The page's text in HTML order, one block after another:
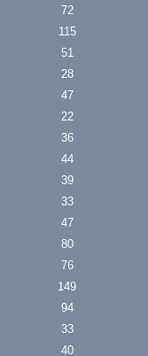
72
115
51
28
47
22
36
44
39
33
47
80
76
149
94
33
40